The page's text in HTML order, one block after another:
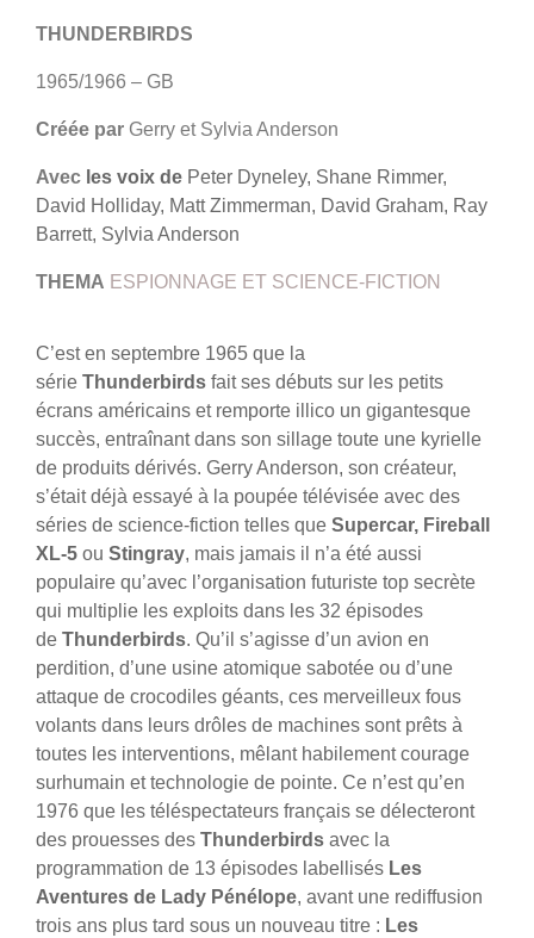
THUNDERBIRDS
1965/1966 – GB
Créée par Gerry et Sylvia Anderson
Avec les voix de Peter Dyneley, Shane Rimmer,
David Holliday, Matt Zimmerman, David Graham, Ray
Barrett, Sylvia Anderson
THEMA ESPIONNAGE ET SCIENCE-FICTION
C’est en septembre 1965 que la
série Thunderbirds fait ses débuts sur les petits
écrans américains et remporte illico un gigantesque
succès, entraînant dans son sillage toute une kyrielle
de produits dérivés. Gerry Anderson, son créateur,
s’était déjà essayé à la poupée télévisée avec des
séries de science-fiction telles que Supercar, Fireball
XL-5 ou Stingray, mais jamais il n’a été aussi
populaire qu’avec l’organisation futuriste top secrète
qui multiplie les exploits dans les 32 épisodes
de Thunderbirds. Qu’il s’agisse d’un avion en
perdition, d’une usine atomique sabotée ou d’une
attaque de crocodiles géants, ces merveilleux fous
volants dans leurs drôles de machines sont prêts à
toutes les interventions, mêlant habilement courage
surhumain et technologie de pointe. Ce n’est qu’en
1976 que les téléspectateurs français se délecteront
des prouesses des Thunderbirds avec la
programmation de 13 épisodes labellisés Les
Aventures de Lady Pénélope, avant une rediffusion
trois ans plus tard sous un nouveau titre : Les